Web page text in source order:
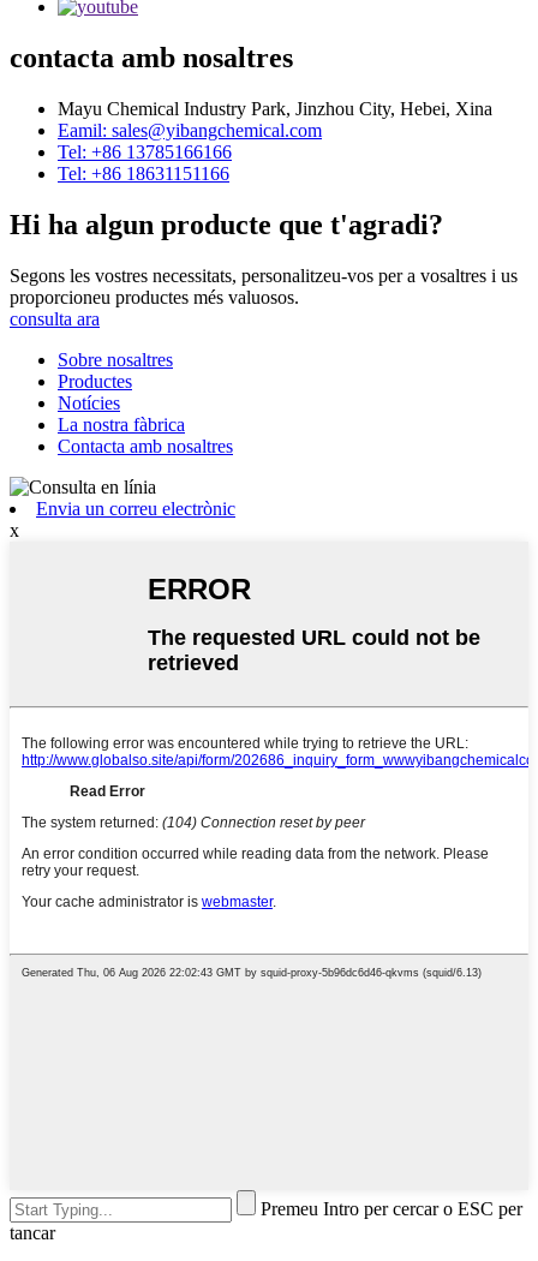
contacta amb nosaltres
Mayu Chemical Industry Park, Jinzhou City, Hebei, Xina
Eamil: sales@yibangchemical.com
Tel: +86 13785166166
Tel: +86 18631151166
Hi ha algun producte que t'agradi?
Segons les vostres necessitats, personalitzeu-vos per a vosaltres i us
proporcioneu productes més valuosos.
consulta ara
Sobre nosaltres
Productes
Notícies
La nostra fàbrica
Contacta amb nosaltres
Envia un correu electrònic
x
Premeu Intro per cercar o ESC per
tancar